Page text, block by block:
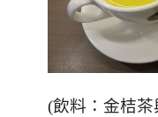
(飲料：金桔